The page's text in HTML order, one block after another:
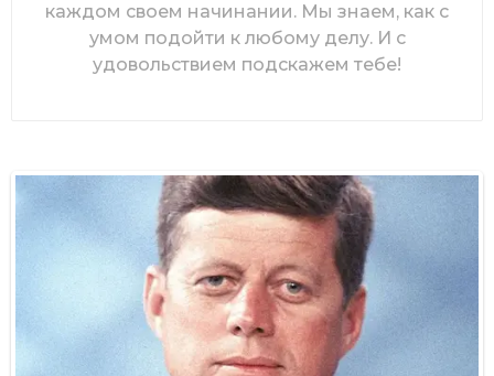
каждом своем начинании. Мы знаем, как с
умом подойти к любому делу. И с
удовольствием подскажем тебе!